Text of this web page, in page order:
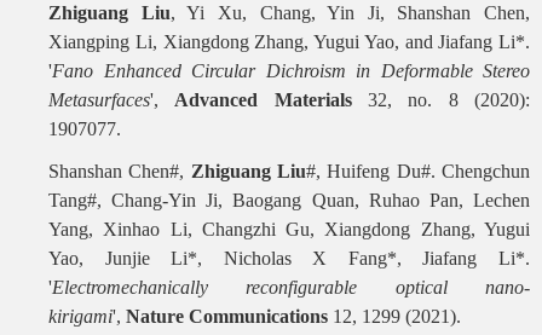
Zhiguang Liu, Yi Xu, Chang, Yin Ji, Shanshan Chen,
Xiangping Li, Xiangdong Zhang, Yugui Yao, and Jiafang Li*.
'Fano Enhanced Circular Dichroism in Deformable Stereo
Metasurfaces', Advanced Materials32, no. 8 (2020):
1907077.
Shanshan Chen#, Zhiguang Liu#, Huifeng Du#. Chengchun
Tang#, Chang-Yin Ji, Baogang Quan, Ruhao Pan, Lechen
Yang, Xinhao Li, Changzhi Gu, Xiangdong Zhang, Yugui
Yao, Junjie Li*, Nicholas X Fang*, Jiafang Li*.
'Electromechanically reconfigurable optical nano-
kirigami', Nature Communications 12, 1299 (2021).